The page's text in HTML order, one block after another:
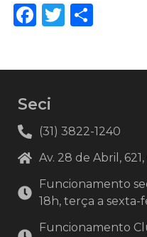
Facebook
Twitter
Seci
(31) 3822-1240
Av. 28 de Abril,
Funcionamento
18h, terça a sexta-
Funcionamento